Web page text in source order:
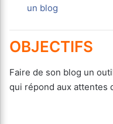
un blog
OBJECTIFS
Faire de son blog un
qui répond aux attentes